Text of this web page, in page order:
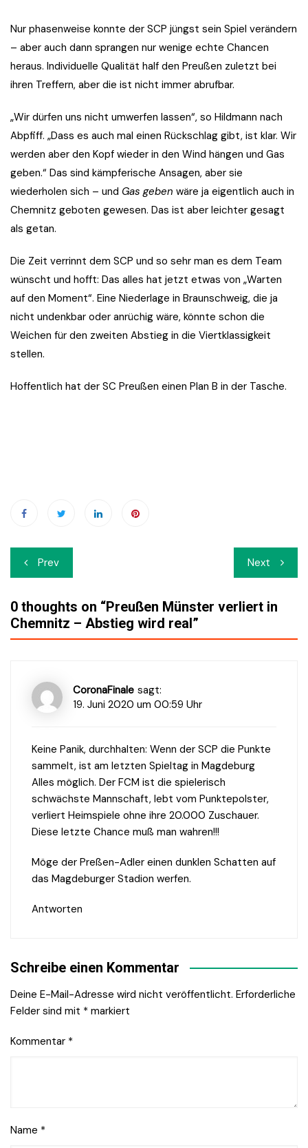
Nur phasenweise konnte der SCP jüngst sein Spiel verändern
– aber auch dann sprangen nur wenige echte Chancen
heraus. Individuelle Qualität half den Preußen zuletzt bei
ihren Treffern, aber die ist nicht immer abrufbar.
„Wir dürfen uns nicht umwerfen lassen“, so Hildmann nach
Abpfiff. „Dass es auch mal einen Rückschlag gibt, ist klar. Wir
werden aber den Kopf wieder in den Wind hängen und Gas
geben.“ Das sind kämpferische Ansagen, aber sie
wiederholen sich – und Gas geben wäre ja eigentlich auch in
Chemnitz geboten gewesen. Das ist aber leichter gesagt
als getan.
Die Zeit verrinnt dem SCP und so sehr man es dem Team
wünscht und hofft: Das alles hat jetzt etwas von „Warten
auf den Moment“. Eine Niederlage in Braunschweig, die ja
nicht undenkbar oder anrüchig wäre, könnte schon die
Weichen für den zweiten Abstieg in die Viertklassigkeit
stellen.
Hoffentlich hat der SC Preußen einen Plan B in der Tasche.
Beitrags-
Navigation
Prev Next
0 thoughts on “Preußen Münster verliert in
Chemnitz – Abstieg wird real”
CoronaFinale sagt:
19. Juni 2020 um 00:59 Uhr
Keine Panik, durchhalten: Wenn der SCP die Punkte
sammelt, ist am letzten Spieltag in Magdeburg
Alles möglich. Der FCM ist die spielerisch
schwächste Mannschaft, lebt vom Punktepolster,
verliert Heimspiele ohne ihre 20.000 Zuschauer.
Diese letzte Chance muß man wahren!!!
Möge der Preßen-Adler einen dunklen Schatten auf
das Magdeburger Stadion werfen.
Antworten
Schreibe einen Kommentar
Deine E-Mail-Adresse wird nicht veröffentlicht. Erforderliche
Felder sind mit * markiert
Kommentar *
Name *